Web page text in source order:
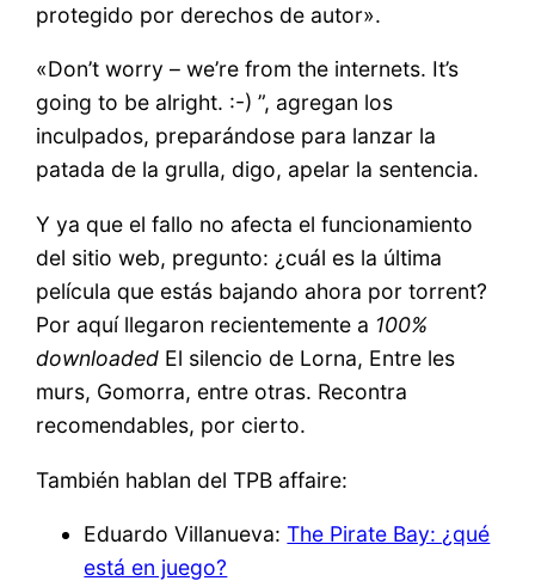
protegido por derechos de autor».
«Don’t worry – we’re from the internets. It’s
going to be alright. :-) ”, agregan los
inculpados, preparándose para lanzar la
patada de la grulla, digo, apelar la sentencia.
Y ya que el fallo no afecta el funcionamiento
del sitio web, pregunto: ¿cuál es la última
película que estás bajando ahora por torrent?
Por aquí llegaron recientemente a 100%
downloaded El silencio de Lorna, Entre les
murs, Gomorra, entre otras. Recontra
recomendables, por cierto.
También hablan del TPB affaire:
Eduardo Villanueva:The Pirate Bay: ¿qué
está en juego?